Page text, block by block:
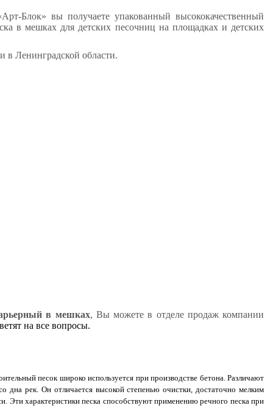
Блок» вы получаете упакованный высококачественный
в мешках для детских песочниц на площадках и детских
в Ленинградской области.
в мешках, Вы можете в отделе продаж компании
на все вопросы.
песок широко используется при производстве бетона. Различают
рек. Он отличается высокой степенью очистки, достаточно мелким
Эти характеристики песка способствуют применению речного песка при